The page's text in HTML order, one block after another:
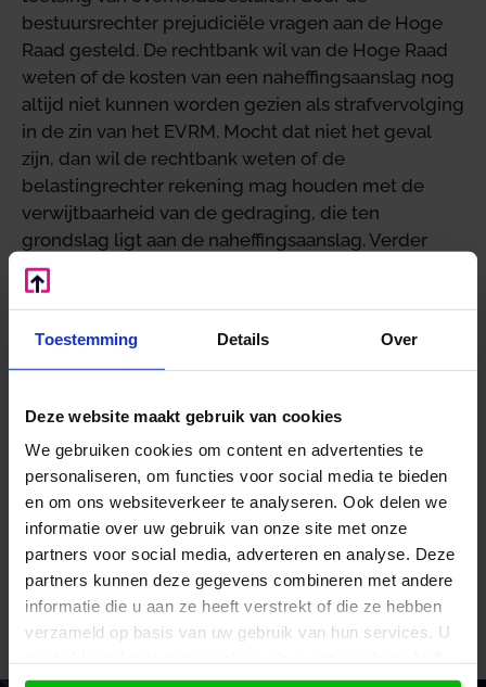
Toestemming Details Over
Deze website maakt gebruik van cookies
We gebruiken cookies om content en advertenties te
personaliseren, om functies voor social media te bieden
en om ons websiteverkeer te analyseren. Ook delen we
informatie over uw gebruik van onze site met onze
partners voor social media, adverteren en analyse. Deze
partners kunnen deze gegevens combineren met andere
informatie die u aan ze heeft verstrekt of die ze hebben
verzameld op basis van uw gebruik van hun services. U
bestuursrechter prejudiciële vragen aan de Hoge
Raad gesteld. De rechtbank wil van de Hoge Raad
weten of de kosten van een naheffingsaanslag nog
altijd niet kunnen worden gezien als strafvervolging
in de zin van het EVRM. Mocht dat niet het geval
zijn, dan wil de rechtbank weten of de
belastingrechter rekening mag houden met de
verwijtbaarheid van de gedraging, die ten
grondslag ligt aan de naheffingsaanslag. Verder
vraagt de rechtbank of de naheffing van
parkeerbelasting kan worden getoetst aan de
rechtbank wijst erop, dat parkeerovertredingen
oorspronkelijk in het strafrecht geregeld waren. De
parkeergedrag in verschillende wettelijke
regelingen ondergebracht. Daarmee is juridisch
een scheiding tussen verschillende
parkeerovertredingen aangebracht. Hoewel
juridisch sprake is van kosten en niet van een boete,
wordt een naheffingsaanslag parkeerbelasting in
praktijk als een boete ervaren.
Bron: Rechtbank Oost-Brabant | jurisprudentie |